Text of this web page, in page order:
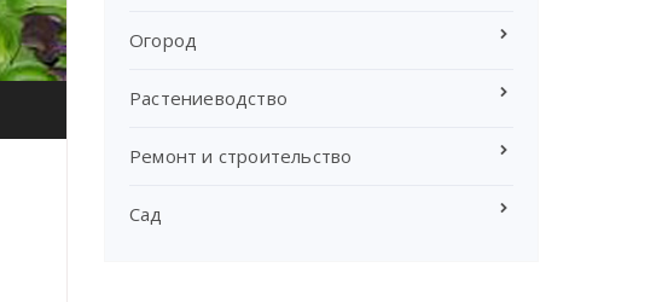
Огород
Растениеводство
Ремонт и строительство
Сад